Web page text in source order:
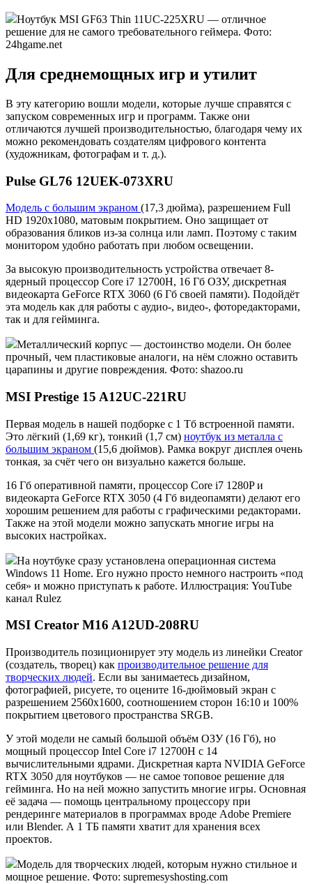
Ноутбук MSI GF63 Thin 11UC-225XRU — отличное
решение для не самого требовательного геймера. Фото:
24hgame.net
Для среднемощных игр и утилит
В эту категорию вошли модели, которые лучше справятся с
запуском современных игр и программ. Также они
отличаются лучшей производительностью, благодаря чему их
можно рекомендовать создателям цифрового контента
(художникам, фотографам и т. д.).
Pulse GL76 12UEK-073XRU
Модель с большим экраном (17,3 дюйма), разрешением Full
HD 1920x1080, матовым покрытием. Оно защищает от
образования бликов из-за солнца или ламп. Поэтому с таким
монитором удобно работать при любом освещении.
За высокую производительность устройства отвечает 8-
ядерный процессор Core i7 12700H, 16 Гб ОЗУ, дискретная
видеокарта GeForce RTX 3060 (6 Гб своей памяти). Подойдёт
эта модель как для работы с аудио-, видео-, фоторедакторами,
так и для гейминга.
Металлический корпус — достоинство модели. Он более
прочный, чем пластиковые аналоги, на нём сложно оставить
царапины и другие повреждения. Фото: shazoo.ru
MSI Prestige 15 A12UC-221RU
Первая модель в нашей подборке с 1 Тб встроенной памяти.
Это лёгкий (1,69 кг), тонкий (1,7 см) ноутбук из металла с
большим экраном (15,6 дюймов). Рамка вокруг дисплея очень
тонкая, за счёт чего он визуально кажется больше.
16 Гб оперативной памяти, процессор Core i7 1280P и
видеокарта GeForce RTX 3050 (4 Гб видеопамяти) делают его
хорошим решением для работы с графическими редакторами.
Также на этой модели можно запускать многие игры на
высоких настройках.
На ноутбуке сразу установлена операционная система
Windows 11 Home. Его нужно просто немного настроить «под
себя» и можно приступать к работе. Иллюстрация: YouTube
канал Rulez
MSI Creator M16 A12UD-208RU
Производитель позиционирует эту модель из линейки Creator
(создатель, творец) как производительное решение для
творческих людей. Если вы занимаетесь дизайном,
фотографией, рисуете, то оцените 16-дюймовый экран с
разрешением 2560x1600, соотношением сторон 16:10 и 100%
покрытием цветового пространства SRGB.
У этой модели не самый большой объём ОЗУ (16 Гб), но
мощный процессор Intel Core i7 12700H с 14
вычислительными ядрами. Дискретная карта NVIDIA GeForce
RTX 3050 для ноутбуков — не самое топовое решение для
гейминга. Но на ней можно запустить многие игры. Основная
её задача — помощь центральному процессору при
рендеринге материалов в программах вроде Adobe Premiere
или Blender. А 1 ТБ памяти хватит для хранения всех
проектов.
Модель для творческих людей, которым нужно стильное и
мощное решение. Фото: supremesyshosting.com